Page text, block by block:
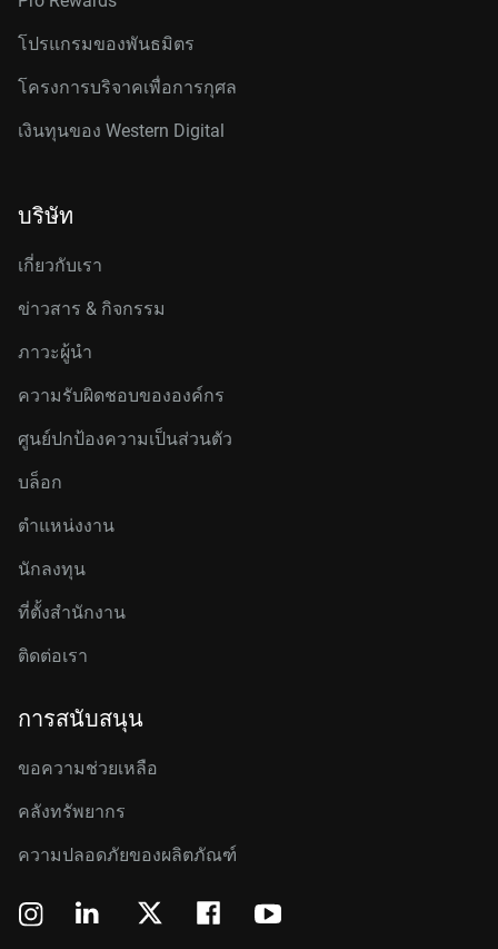
โปรแกรมของพันธมิตร
โครงการบริจาคเพื่อการกุศล
เงินทุนของ Western Digital
บริษัท
เกี่ยวกับเรา
ข่าวสาร & กิจกรรม
ภาวะผู้นำ
ความรับผิดชอบขององค์กร
ศูนย์ปกป้องความเป็นส่วนตัว
บล็อก
ตำแหน่งงาน
นักลงทุน
ที่ตั้งสำนักงาน
ติดต่อเรา
การสนับสนุน
ขอความช่วยเหลือ
คลังทรัพยากร
ความปลอดภัยของผลิตภัณฑ์